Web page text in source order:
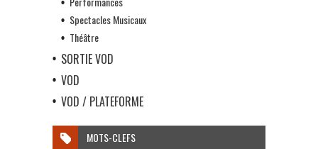
Spectacles Musicaux
Théâtre
SORTIE VOD
VOD
VOD / PLATEFORME
MOTS-CLEFS